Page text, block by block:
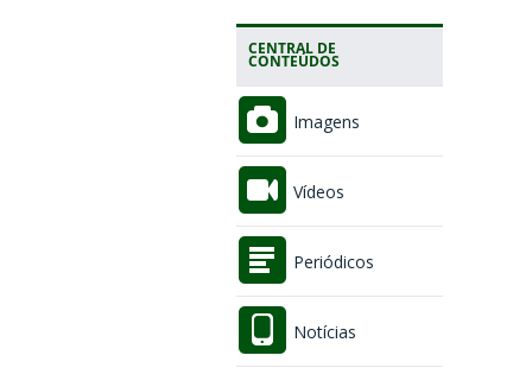
CENTRAL DE
CONTEÚDOS
Imagens
Vídeos
Periódicos
Notícias